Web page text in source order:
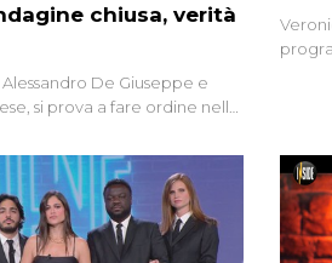
chiusa, verità
De Giuseppe e
si prova a fare ordine nella
attorno a una delle
più discusse degli ultimi
ricostruisce la vicenda
testimonianze, errori, dettagli
di un'indagine che